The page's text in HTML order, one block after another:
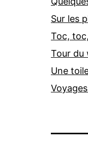
Sur les
Toc,
Tour du
Une